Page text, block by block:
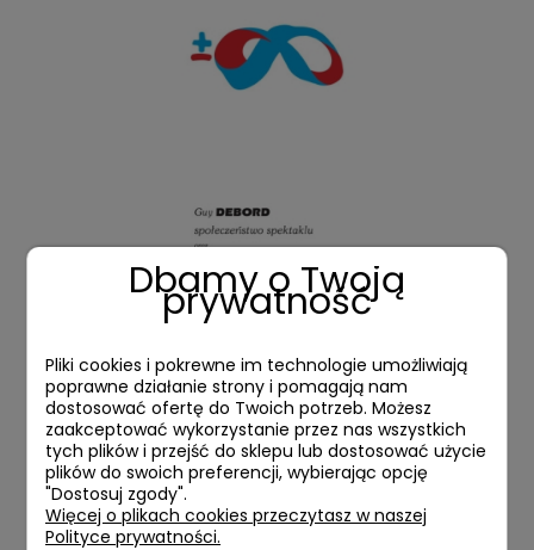
Społeczeństwo spektaklu oraz rozważania o
społeczeństwie spektaklu
55,00 zł
POWIADOM
Dbamy o Twoją
prywatność
Pliki cookies i pokrewne im technologie umożliwiają
poprawne działanie strony i pomagają nam
dostosować ofertę do Twoich potrzeb. Możesz
zaakceptować wykorzystanie przez nas wszystkich
tych plików i przejść do sklepu lub dostosować użycie
plików do swoich preferencji, wybierając opcję
"Dostosuj zgody".
Więcej o plikach cookies przeczytasz w naszej
Polityce prywatności.